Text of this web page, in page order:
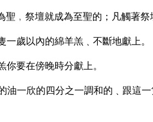
﹐祭壇就成為至聖的；凡觸著祭
歲以內的綿羊羔﹑不斷地獻上。
要在傍晚時分獻上。
油一欣的四分之一調和的﹑跟這